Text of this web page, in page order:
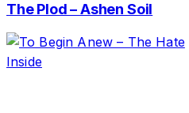
The Plod – Ashen Soil